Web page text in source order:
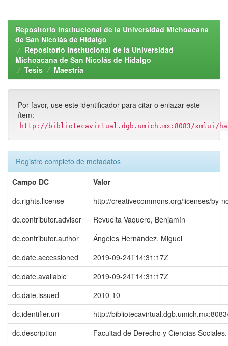
Repositorio Institucional de la Universidad Michoacana
de San Nicolás de Hidalgo
Repositorio Institucional de la Universidad
Michoacana de San Nicolás de Hidalgo
Tesis
Maestría
Por favor, use este identificador para citar o enlazar este
ítem:
http://bibliotecavirtual.dgb.umich.mx:8083/xmlui/
Registro completo de metadatos
Campo DC
Valor
dc.rights.license
http://creativecommons.org/licenses/by-
dc.contributor.advisor
Revuelta Vaquero, Benjamín
dc.contributor.author
Ángeles Hernández, Miguel
dc.date.accessioned
2019-09-24T14:31:17Z
dc.date.available
2019-09-24T14:31:17Z
dc.date.issued
2010-10
dc.identifier.uri
http://
dc.description
Facultad de Derecho y Ciencias